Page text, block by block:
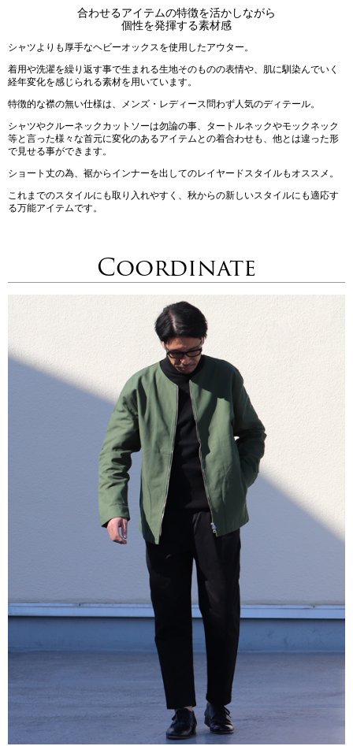
合わせるアイテムの特徴を活かしながら
個性を発揮する素材感
シャツよりも厚手なヘビーオックスを使用したアウター。
着用や洗濯を繰り返す事で生まれる生地そのものの表情や、肌に馴染んでいく
経年変化を感じられる素材を用いています。
特徴的な襟の無い仕様は、メンズ・レディース問わず人気のディテール。
シャツやクルーネックカットソーは勿論の事、タートルネックやモックネック
等と言った様々な首元に変化のあるアイテムとの着合わせも、他とは違った形
で見せる事ができます。
ショート丈の為、裾からインナーを出してのレイヤードスタイルもオススメ。
これまでのスタイルにも取り入れやすく、秋からの新しいスタイルにも適応す
る万能アイテムです。
Coordinate